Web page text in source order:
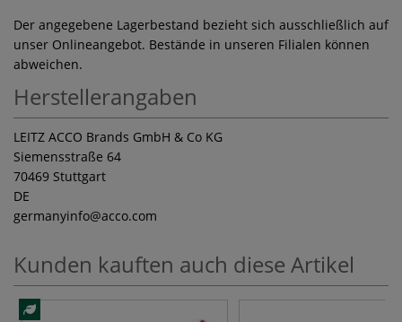
Der angegebene Lagerbestand bezieht sich ausschließlich auf
unser Onlineangebot. Bestände in unseren Filialen können
abweichen.
Herstellerangaben
LEITZ ACCO Brands GmbH & Co KG
Siemensstraße 64
70469 Stuttgart
DE
germanyinfo@acco.com
Kunden kauften auch diese Artikel